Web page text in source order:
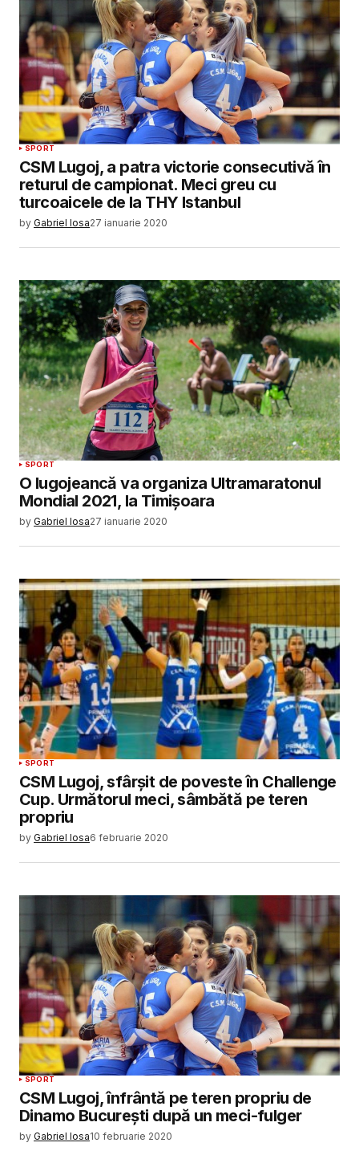
SPORT
CSM Lugoj, a patra victorie consecutivă în
returul de campionat. Meci greu cu
turcoaicele de la THY Istanbul
by Gabriel Iosa27 ianuarie 2020
SPORT
O lugojeancă va organiza Ultramaratonul
Mondial 2021, la Timişoara
by Gabriel Iosa27 ianuarie 2020
SPORT
CSM Lugoj, sfârșit de poveste în Challenge
Cup. Următorul meci, sâmbătă pe teren
propriu
by Gabriel Iosa6 februarie 2020
SPORT
CSM Lugoj, înfrântă pe teren propriu de
Dinamo București după un meci-fulger
by Gabriel Iosa10 februarie 2020